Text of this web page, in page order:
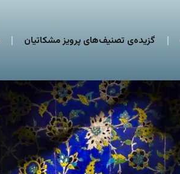
گزیده‌ی تصنیف‌های پرویز مشکاتیان